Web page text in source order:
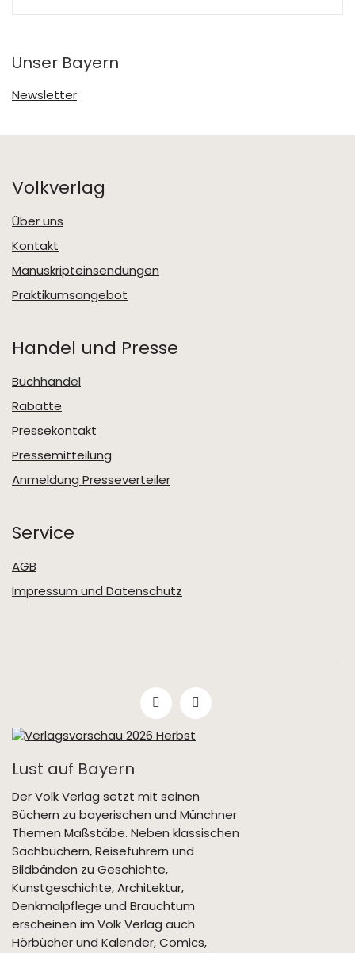
Unser Bayern
Newsletter
Volkverlag
Über uns
Kontakt
Manuskripteinsendungen
Praktikumsangebot
Handel und Presse
Buchhandel
Rabatte
Pressekontakt
Pressemitteilung
Anmeldung Presseverteiler
Service
AGB
Impressum und Datenschutz
Lust auf Bayern
Der Volk Verlag setzt mit seinen
Büchern zu bayerischen und Münchner
Themen Maßstäbe. Neben klassischen
Sachbüchern, Reiseführern und
Bildbänden zu Geschichte,
Kunstgeschichte, Architektur,
Denkmalpflege und Brauchtum
erscheinen im Volk Verlag auch
Hörbücher und Kalender, Comics,